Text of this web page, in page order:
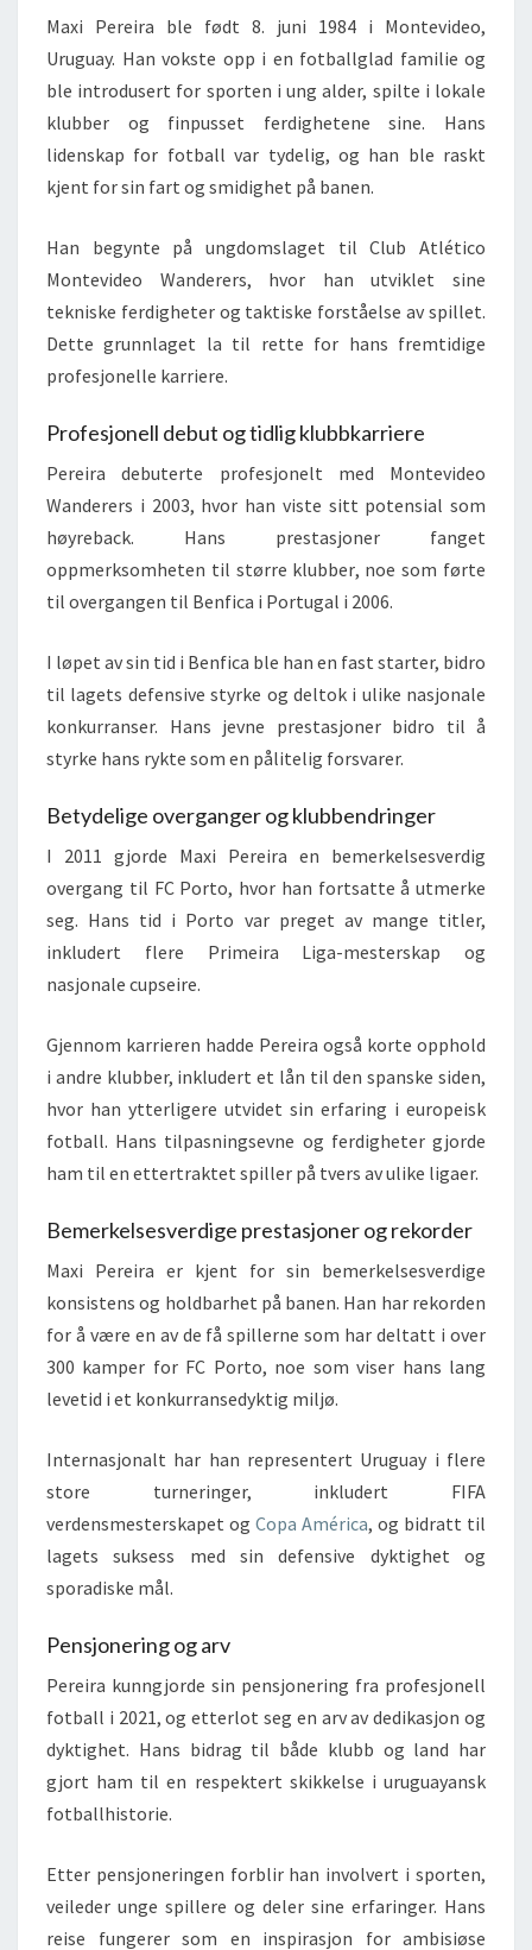
Maxi Pereira ble født 8. juni 1984 i Montevideo,
Uruguay. Han vokste opp i en fotballglad familie og
ble introdusert for sporten i ung alder, spilte i lokale
klubber og finpusset ferdighetene sine. Hans
lidenskap for fotball var tydelig, og han ble raskt
kjent for sin fart og smidighet på banen.
Han begynte på ungdomslaget til Club Atlético
Montevideo Wanderers, hvor han utviklet sine
tekniske ferdigheter og taktiske forståelse av spillet.
Dette grunnlaget la til rette for hans fremtidige
profesjonelle karriere.
Profesjonell debut og tidlig klubbkarriere
Pereira debuterte profesjonelt med Montevideo
Wanderers i 2003, hvor han viste sitt potensial som
høyreback. Hans prestasjoner fanget
oppmerksomheten til større klubber, noe som førte
til overgangen til Benfica i Portugal i 2006.
I løpet av sin tid i Benfica ble han en fast starter, bidro
til lagets defensive styrke og deltok i ulike nasjonale
konkurranser. Hans jevne prestasjoner bidro til å
styrke hans rykte som en pålitelig forsvarer.
Betydelige overganger og klubbendringer
I 2011 gjorde Maxi Pereira en bemerkelsesverdig
overgang til FC Porto, hvor han fortsatte å utmerke
seg. Hans tid i Porto var preget av mange titler,
inkludert flere Primeira Liga-mesterskap og
nasjonale cupseire.
Gjennom karrieren hadde Pereira også korte opphold
i andre klubber, inkludert et lån til den spanske siden,
hvor han ytterligere utvidet sin erfaring i europeisk
fotball. Hans tilpasningsevne og ferdigheter gjorde
ham til en ettertraktet spiller på tvers av ulike ligaer.
Bemerkelsesverdige prestasjoner og rekorder
Maxi Pereira er kjent for sin bemerkelsesverdige
konsistens og holdbarhet på banen. Han har rekorden
for å være en av de få spillerne som har deltatt i over
300 kamper for FC Porto, noe som viser hans lang
levetid i et konkurransedyktig miljø.
Internasjonalt har han representert Uruguay i flere
store turneringer, inkludert FIFA
verdensmesterskapet og Copa América, og bidratt til
lagets suksess med sin defensive dyktighet og
sporadiske mål.
Pensjonering og arv
Pereira kunngjorde sin pensjonering fra profesjonell
fotball i 2021, og etterlot seg en arv av dedikasjon og
dyktighet. Hans bidrag til både klubb og land har
gjort ham til en respektert skikkelse i uruguayansk
fotballhistorie.
Etter pensjoneringen forblir han involvert i sporten,
veileder unge spillere og deler sine erfaringer. Hans
reise fungerer som en inspirasjon for ambisiøse